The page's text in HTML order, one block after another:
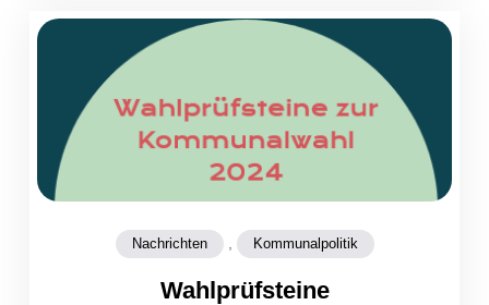
Nachrichten , Kommunalpolitik
Wahlprüfsteine